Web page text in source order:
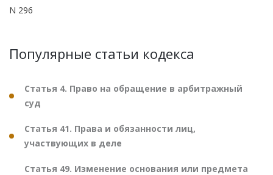
N 296
Популярные статьи кодекса
Статья 4. Право на обращение в арбитражный
суд
Статья 41. Права и обязанности лиц,
участвующих в деле
Статья 49. Изменение основания или предмета